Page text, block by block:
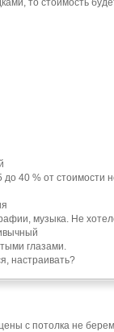
то стоимость
40 % от стоимости
музыка. Не
глазами.
настраивать?
с потолка не